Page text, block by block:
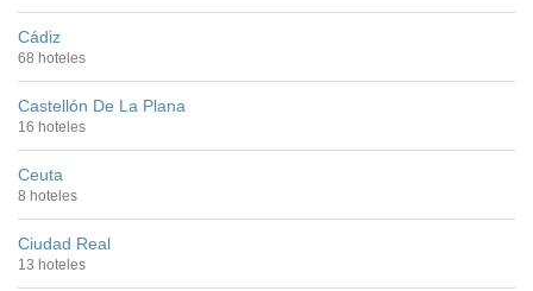
Cádiz
68 hoteles
Castellón De La Plana
16 hoteles
Ceuta
8 hoteles
Ciudad Real
13 hoteles